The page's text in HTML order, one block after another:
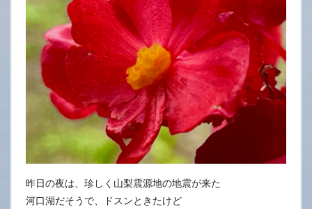
昨日の夜は、珍しく山梨震源地の地震が来た
河口湖だそうで、ドスンときたけど